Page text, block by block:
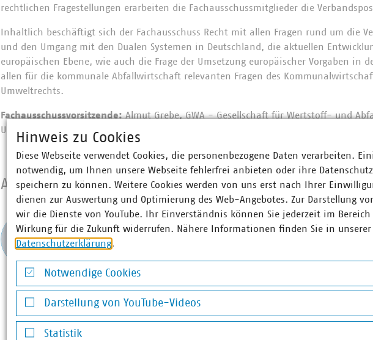
rechtlichen Fragestellungen erarbeiten die Fachausschussmitglieder die
Inhaltlich beschäftigt sich der Fachausschuss Recht mit allen Fragen rund um die
und den Umgang mit den Dualen Systemen in Deutschland, die aktuellen
europäischen Ebene, wie auch die Frage der Umsetzung europäischer Vorgaben in
allen für die kommunale Abfallwirtschaft relevanten Fragen des
Umweltrechts.
Fachausschussvorsitzende:Almut Grebe, GWA - Gesellschaft für Wertstoff- und
Unna mbH
Ansprechpartner
Ina Abraham
Senior-Fachgebietsleiterin für
Öffentliches Recht
abraham(at)vku(dot)de
Dörthe
Hinweis zu Cookies
Diese Webseite verwendet Cookies, die personenbezogene Daten verarbeiten.
notwendig, um Ihnen unsere Webseite fehlerfrei anbieten oder ihre
speichern zu können. Weitere Cookies werden von uns erst nach Ihrer
dienen zur Auswertung und Optimierung des Web-Angebotes. Zur Darstellung
wir die Dienste von YouTube. Ihr Einverständnis können Sie jederzeit im
Wirkung für die Zukunft widerrufen. Nähere Informationen finden Sie in unserer
Datenschutzerklärung.
Notwendige Cookies
Notwendige Cookies
Darstellung von YouTube-Videos
Darstellung von YouTube-Videos
Statistik